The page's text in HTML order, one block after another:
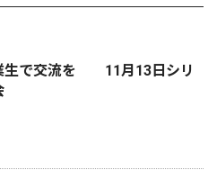
生で交流を 11月13日シリ